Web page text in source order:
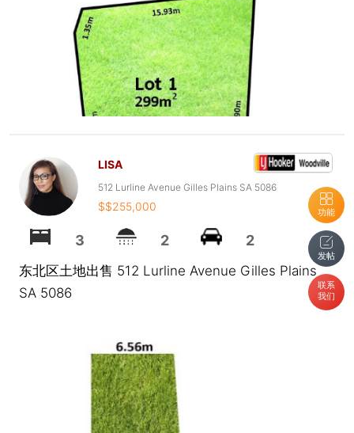
功能
发帖
联系
我们
LISA
512 Lurline Avenue Gilles Plains SA 5086
$$255,000
3 2 2
东北区土地出售 512 Lurline Avenue Gilles Plains
SA 5086